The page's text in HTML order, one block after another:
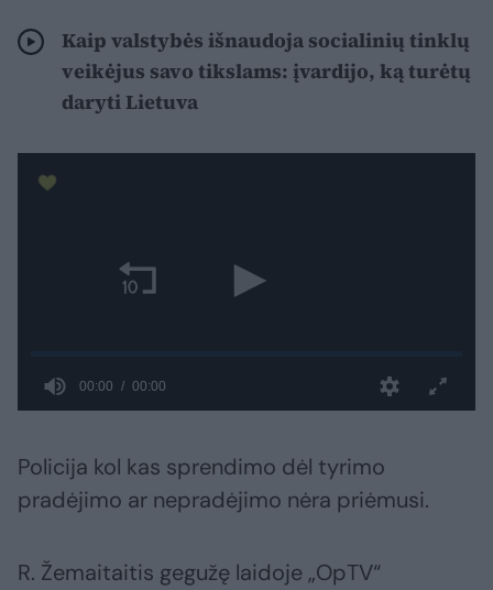
Kaip valstybės išnaudoja socialinių tinklų
veikėjus savo tikslams: įvardijo, ką turėtų
daryti Lietuva
Policija kol kas sprendimo dėl tyrimo
pradėjimo ar nepradėjimo nėra priėmusi.
R. Žemaitaitis gegužę laidoje „OpTV“